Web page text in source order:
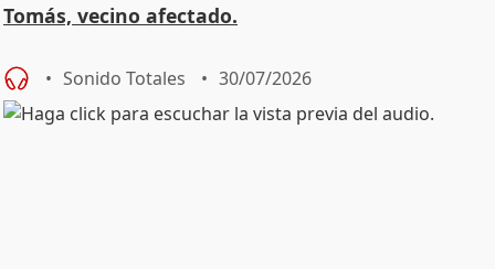
Tomás, vecino afectado.
Sonido Totales 30/07/2026